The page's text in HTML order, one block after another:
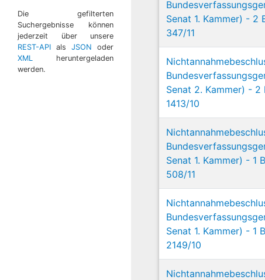
Die gefilterten
Suchergebnisse können
jederzeit über unsere
REST-API als JSON oder
XML heruntergeladen
werden.
Senat 1. Kammer) - 2
347/11
Senat 2. Kammer) - 2
1413/10
Senat 1. Kammer) - 1
508/11
Senat 1. Kammer) - 1
2149/10